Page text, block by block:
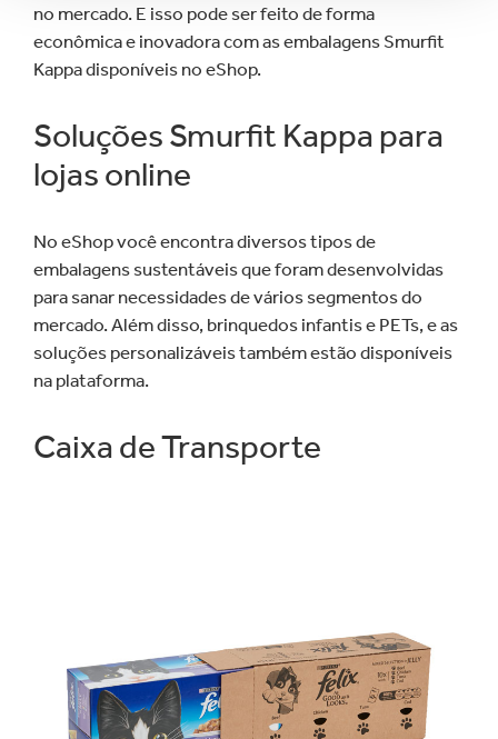
no mercado. E isso pode ser feito de forma
econômica e inovadora com as embalagens Smurfit
Kappa disponíveis no eShop.
Soluções Smurfit Kappa para
lojas online
No eShop você encontra diversos tipos de
embalagens sustentáveis que foram desenvolvidas
para sanar necessidades de vários segmentos do
mercado. Além disso, brinquedos infantis e PETs, e as
soluções personalizáveis também estão disponíveis
na plataforma.
Caixa de Transporte